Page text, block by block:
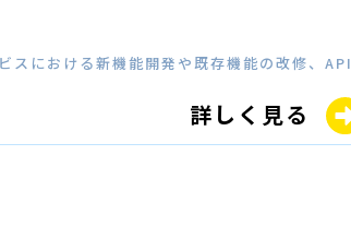
スにおける新機能開発や既存機能の改修、API
詳しく見る